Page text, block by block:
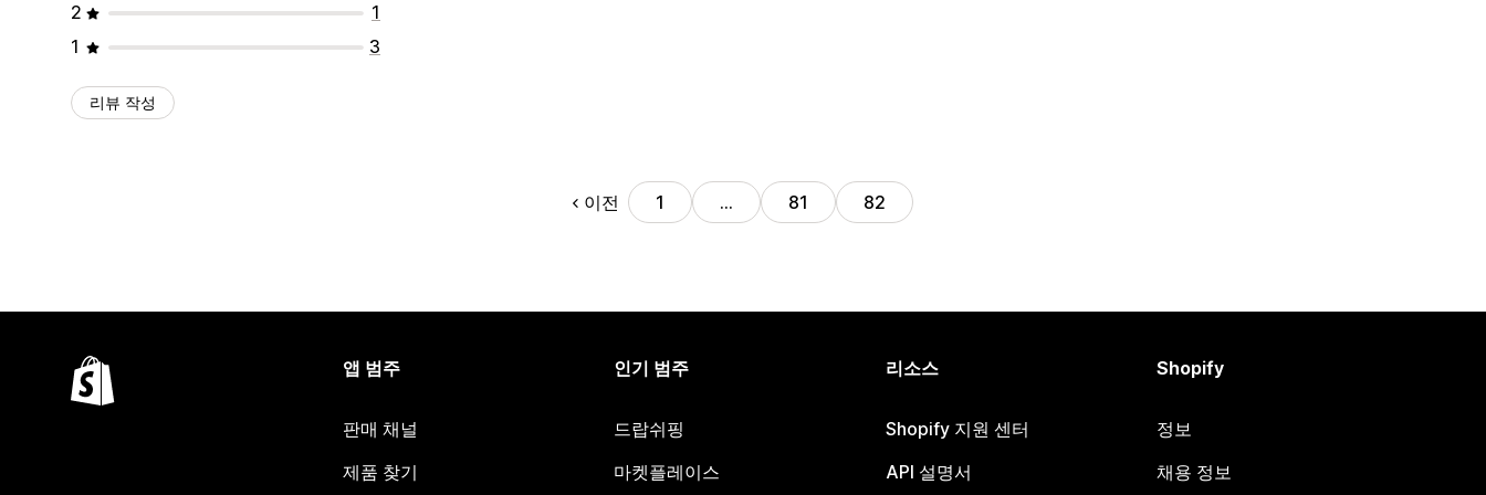
2
1
1
3
리뷰 작성
이전 1 … 81 82
앱 범주
판매 채널
제품 찾기
인기 범주
드랍쉬핑
마켓플레이스
리소스
Shopify 지원 센터
API 설명서
Shopify
정보
채용 정보